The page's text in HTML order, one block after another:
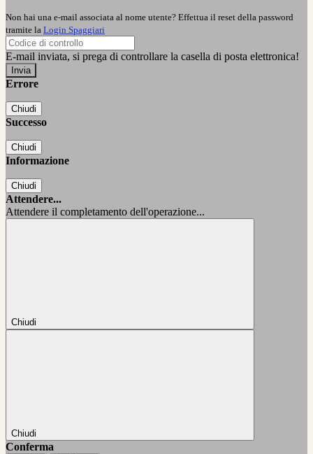
Non hai una e-mail associata al nome utente? Effettua il reset della password
tramite la Login Spaggiari
E-mail inviata, si prega di controllare la casella di posta elettronica!
Errore
Chiudi
Successo
Chiudi
Informazione
Chiudi
Attendere...
Attendere il completamento dell'operazione...
Chiudi
Chiudi
Conferma